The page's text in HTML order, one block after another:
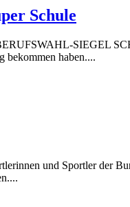
Schule
SIEGEL
bekommen haben....
und Sportler der